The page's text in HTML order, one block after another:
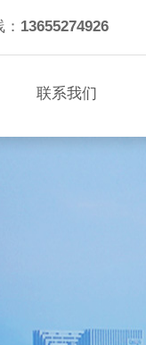
13655274926
联系我们